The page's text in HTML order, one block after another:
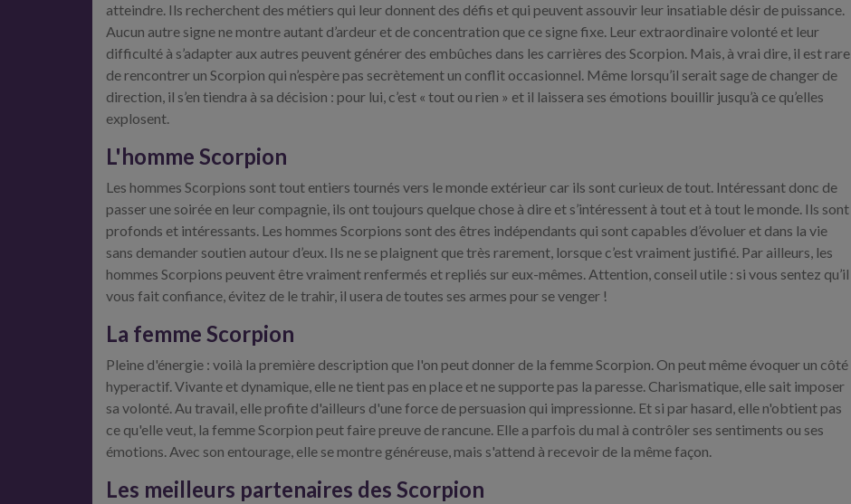
atteindre. Ils recherchent des métiers qui leur donnent des défis et qui peuvent assouvir leur insatiable désir de puissance.
Aucun autre signe ne montre autant d’ardeur et de concentration que ce signe fixe. Leur extraordinaire volonté et leur
difficulté à s’adapter aux autres peuvent générer des embûches dans les carrières des Scorpion. Mais, à vrai dire, il est rare
de rencontrer un Scorpion qui n’espère pas secrètement un conflit occasionnel. Même lorsqu’il serait sage de changer de
direction, il s’en tiendra à sa décision : pour lui, c’est « tout ou rien » et il laissera ses émotions bouillir jusqu’à ce qu’elles
explosent.
L'homme Scorpion
Les hommes Scorpions sont tout entiers tournés vers le monde extérieur car ils sont curieux de tout. Intéressant donc de
passer une soirée en leur compagnie, ils ont toujours quelque chose à dire et s’intéressent à tout et à tout le monde. Ils sont
profonds et intéressants. Les hommes Scorpions sont des êtres indépendants qui sont capables d’évoluer et dans la vie
sans demander soutien autour d’eux. Ils ne se plaignent que très rarement, lorsque c’est vraiment justifié. Par ailleurs, les
hommes Scorpions peuvent être vraiment renfermés et repliés sur eux-mêmes. Attention, conseil utile : si vous sentez qu’il
vous fait confiance, évitez de le trahir, il usera de toutes ses armes pour se venger !
La femme Scorpion
Pleine d'énergie : voilà la première description que l'on peut donner de la femme Scorpion. On peut même évoquer un côté
hyperactif. Vivante et dynamique, elle ne tient pas en place et ne supporte pas la paresse. Charismatique, elle sait imposer
sa volonté. Au travail, elle profite d'ailleurs d'une force de persuasion qui impressionne. Et si par hasard, elle n'obtient pas
ce qu'elle veut, la femme Scorpion peut faire preuve de rancune. Elle a parfois du mal à contrôler ses sentiments ou ses
émotions. Avec son entourage, elle se montre généreuse, mais s'attend à recevoir de la même façon.
Les meilleurs partenaires des Scorpion